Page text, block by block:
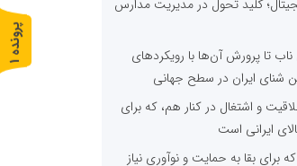
کلید تحول در مدیریت مدارس
تا پرورش آن‌ها با رویکردهای
شنای ایران در سطح جهانی
و اشتغال در کنار هم، که برای
ایرانی است
برای بقا به حمایت و نوآوری نیاز
پ
ر
و
ن
د
ه
1